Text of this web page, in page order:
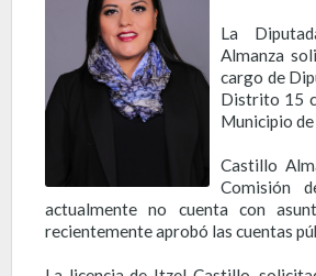
La
Almanza
cargo de
Distrito 15
Municipio de
Castillo
Comisión
actualmente no cuenta con
recientemente aprobó las cuentas